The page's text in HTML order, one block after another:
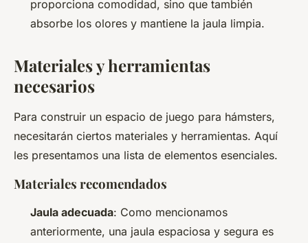
proporciona comodidad, sino que también
absorbe los olores y mantiene la jaula limpia.
Materiales y herramientas
necesarios
Para construir un espacio de juego para hámsters,
necesitarán ciertos materiales y herramientas. Aquí
les presentamos una lista de elementos esenciales.
Materiales recomendados
Jaula adecuada: Como mencionamos
anteriormente, una jaula espaciosa y segura es